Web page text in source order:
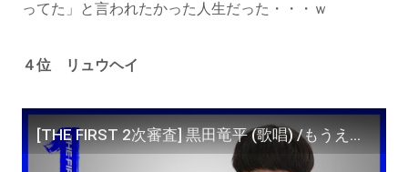
ってた」と言われたかった人生だった・・・ｗ
４位 リュウヘイ
[THE FIRST 2次審査] 黒田竜平 (歌唱) /もうええわ